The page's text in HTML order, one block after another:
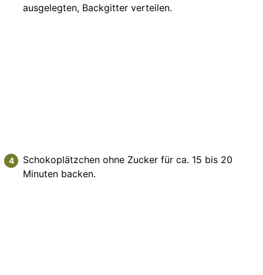
ausgelegten, Backgitter verteilen.
Schokoplätzchen ohne Zucker für ca. 15 bis 20
Minuten backen.